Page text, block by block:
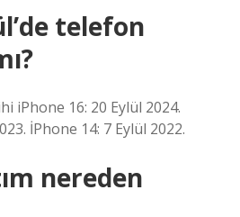
telefon
iPhone 16: 20 Eylül 2024.
İPhone 14: 7 Eylül 2022.
nereden